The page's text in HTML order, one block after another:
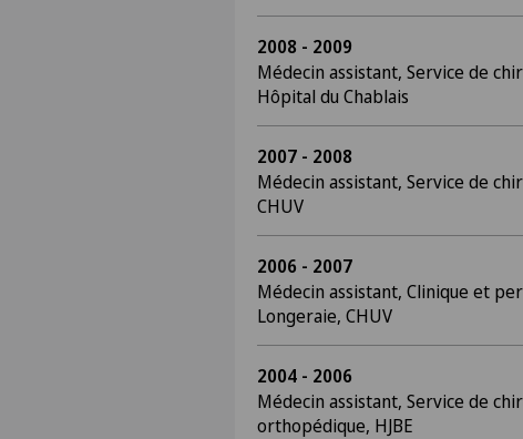
2008 - 2009
Médecin assistant, Service de
Hôpital du Chablais
2007 - 2008
Médecin assistant, Service de
CHUV
2006 - 2007
Médecin assistant, Clinique et
Longeraie, CHUV
2004 - 2006
Médecin assistant, Service de
orthopédique, HJBE